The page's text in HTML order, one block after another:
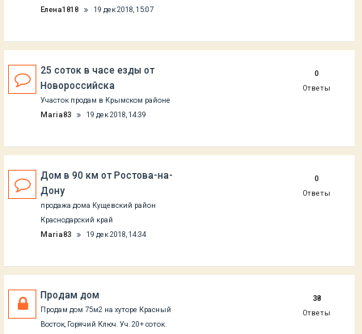
Елена1818
19 дек 2018, 15:07
25 соток в часе езды от
Новороссийска
Участок продам в Крымском районе
Maria83
19 дек 2018, 14:39
0
Ответы
Дом в 90 км от Ростова-на-
Дону
продажа дома Кущевский район
Краснодарский край
Maria83
19 дек 2018, 14:34
0
Ответы
Продам дом
Продам дом 75м2 на хуторе Красный
Восток, Горячий Ключ. Уч. 20+ соток.
38
Ответы